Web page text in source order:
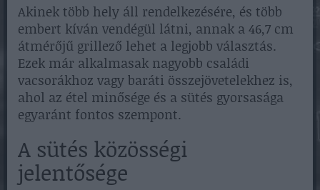
Akinek több hely áll rendelkezésére, és több
embert kíván vendégül látni, annak a 46,7 cm
átmérőjű grillező lehet a legjobb választás.
Ezek már alkalmasak nagyobb családi
vacsorákhoz vagy baráti összejövetelekhez is,
ahol az étel minősége és a sütés gyorsasága
egyaránt fontos szempont.
A sütés közösségi
jelentősége